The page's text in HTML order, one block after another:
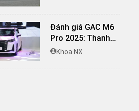
Đánh giá GAC M6
Pro 2025: Thanh
lịch, rộng rãi, đầy
hành tinh tế
Khoa NX